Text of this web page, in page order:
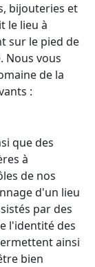
bijouteries et
le lieu à
sur le pied de
Nous vous
de la
:
que des
à
de nos
d'un lieu
par des
l'identité des
ainsi
bien